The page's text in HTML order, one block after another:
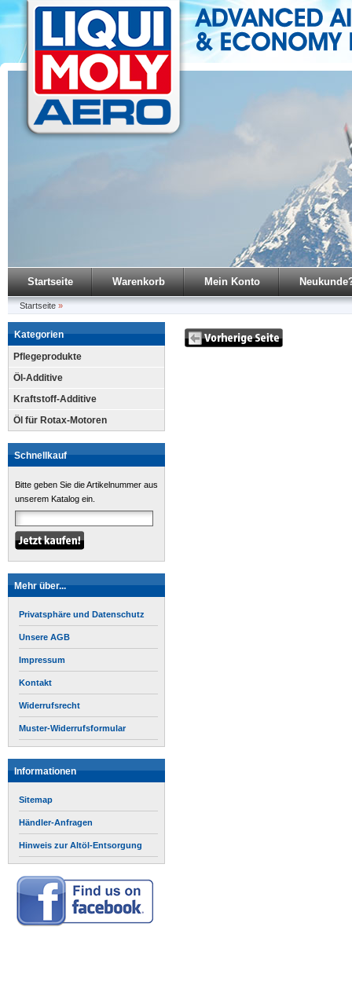
Startseite Warenkorb Mein Konto
Startseite »
Kategorien
Pflegeprodukte
Öl-Additive
Kraftstoff-Additive
Öl für Rotax-Motoren
Schnellkauf
Bitte geben Sie die Artikelnummer aus
unserem Katalog ein.
Mehr über...
Privatsphäre und Datenschutz
Unsere AGB
Impressum
Kontakt
Widerrufsrecht
Muster-Widerrufsformular
Informationen
Sitemap
Händler-Anfragen
Hinweis zur Altöl-Entsorgung